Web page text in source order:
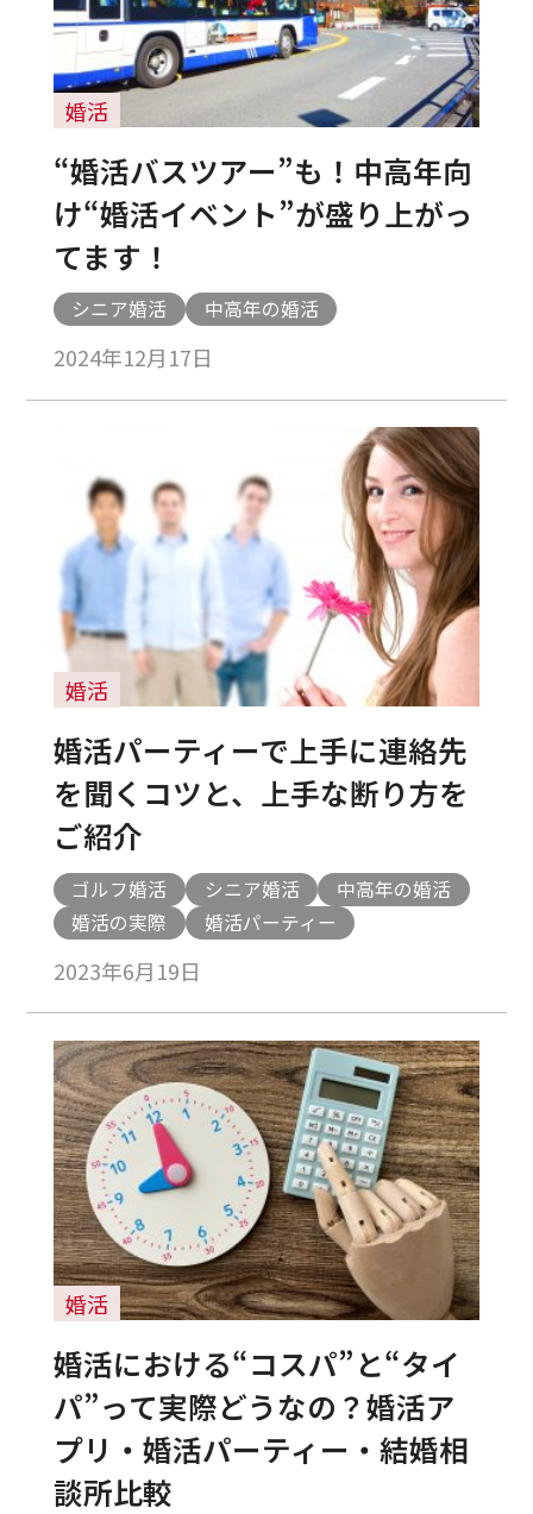
婚活
“婚活バスツアー”も！中高年向
け“婚活イベント”が盛り上がっ
てます！
シニア婚活 中高年の婚活
2024年12月17日
婚活
婚活パーティーで上手に連絡先
を聞くコツと、上手な断り方を
ご紹介
ゴルフ婚活 シニア婚活
中高年の婚活
婚活の実際
婚活パーティー
2023年6月19日
婚活
婚活における“コスパ”と“タイ
パ”って実際どうなの？婚活ア
プリ・婚活パーティー・結婚相
談所比較